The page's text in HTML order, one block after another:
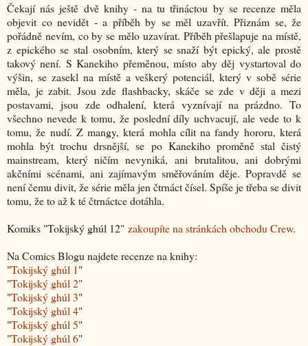
Čekají nás ještě dvě knihy - na tu třináctou by se recenze měla
objevit co nevidět - a příběh by se měl uzavřít. Přiznám se, že
pořádně nevím, co by se mělo uzavírat. Příběh přešlapuje na místě,
z epického se stal osobním, který se snaží být epický, ale prostě
takový není. S Kanekiho přeměnou, místo aby děj vystartoval do
výšin, se zasekl na místě a veškerý potenciál, který v sobě série
měla, je zabit. Jsou zde flashbacky, skáče se zde v ději a mezi
postavami, jsou zde odhalení, která vyznívají na prázdno. To
všechno nevede k tomu, že poslední díly uchvacují, ale vede to k
tomu, že nudí. Z mangy, která mohla cílit na fandy hororu, která
mohla být trochu drsnější, se po Kanekiho proměně stal čistý
mainstream, který ničím nevyniká, ani brutalitou, ani dobrými
akčními scénami, ani zajímavým směřováním děje. Popravdě se
není čemu divit, že série měla jen čtrnáct čísel. Spíše je třeba se divit
tomu, že to až k té čtrnáctce dotáhla.
Komiks "Tokijský ghúl 12" zakoupíte na stránkách obchodu Crew.
Na Comics Blogu najdete recenze na knihy:
"Tokijský ghúl 1"
"Tokijský ghúl 2"
"Tokijský ghúl 3"
"Tokijský ghúl 4"
"Tokijský ghúl 5"
"Tokijský ghúl 6"